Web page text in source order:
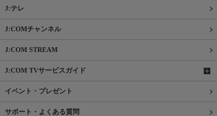
J:テレ
J:COMチャンネル
J:COM STREAM
J:COM TVサービスガイド
イベント・プレゼント
サポート・よくある質問